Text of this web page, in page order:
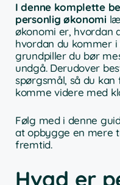
I denne komplette
personlig økonomi
økonomi er, hvordan
hvordan du kommer
grundpiller du bør
undgå. Derudover
spørgsmål, så du
komme videre med
Følg med i denne
at opbygge en mere
fremtid.
Hvad er